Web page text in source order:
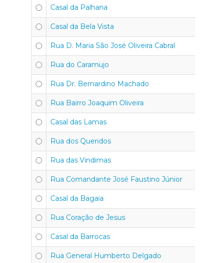
Casal da Palhana
Casal da Bela Vista
Rua D. Maria São José Oliveira Cabral
Rua do Caramujo
Rua Dr. Bernardino Machado
Rua Bairro Joaquim Oliveira
Casal das Lamas
Rua dos Queridos
Rua das Vindimas
Rua Comandante José Faustino Júnior
Casal da Bagaia
Rua Coração de Jesus
Casal da Barrocas
Rua General Humberto Delgado